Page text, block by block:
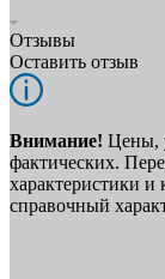
Отзывы
Оставить отзыв
Внимание! Цены,
фактических.
характеристики
справочный